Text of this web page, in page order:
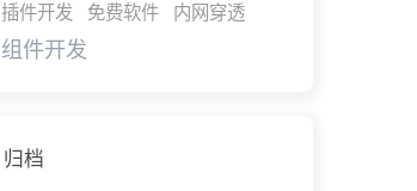
插件开发
免费软件 内网穿透
组件开发
归档